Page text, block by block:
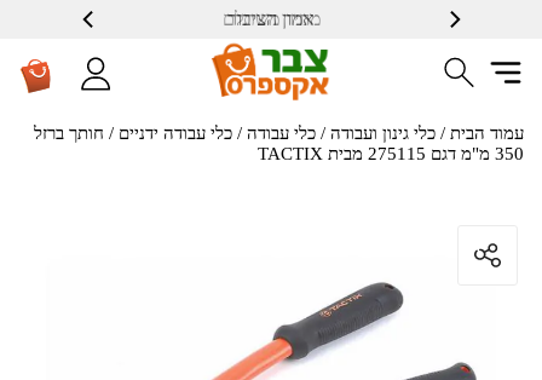
אמון הציבור
מחיר משתלם
עמוד הבית / כלי גינון ועבודה / כלי עבודה / כלי עבודה ידניים / חותך ברזל
350 מ"מ דגם 275115 מבית TACTIX